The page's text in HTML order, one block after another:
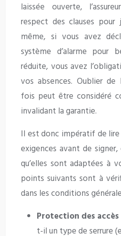
laissée ouverte,
respect des clauses
même, si vous avez
système d’alarme pour
réduite, vous avez
vos absences. Oublier
fois peut être considéré
invalidant la garantie.
Il est donc impératif de
exigences avant de signer,
qu’elles sont adaptées à
points suivants sont à
dans les conditions
Protection des accès
t-il un type de serrure